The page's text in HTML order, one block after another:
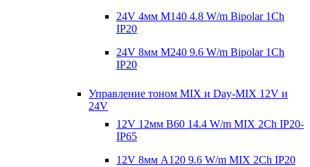
24V 4мм M140 4.8 W/m Bipolar 1Ch
IP20
24V 8мм M240 9.6 W/m Bipolar 1Ch
IP20
Управление тоном MIX и Day-MIX 12V и
24V
12V 12мм B60 14.4 W/m MIX 2Ch IP20-
IP65
12V 8мм A120 9.6 W/m MIX 2Ch IP20